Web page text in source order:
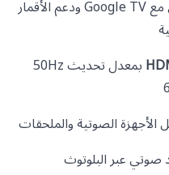
: Android 14 رسمي مع Google TV ودعم الأقمار
: 2.0 Ultra HD 4K / 1080p بمعدل تحديث 50Hz
عبر البلوتوث